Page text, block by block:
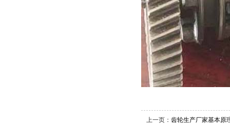
上一页： 齿轮生产厂家基本原